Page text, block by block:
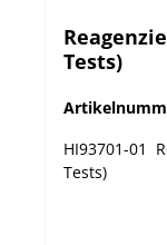
Tests)
HI93701-01
Tests)